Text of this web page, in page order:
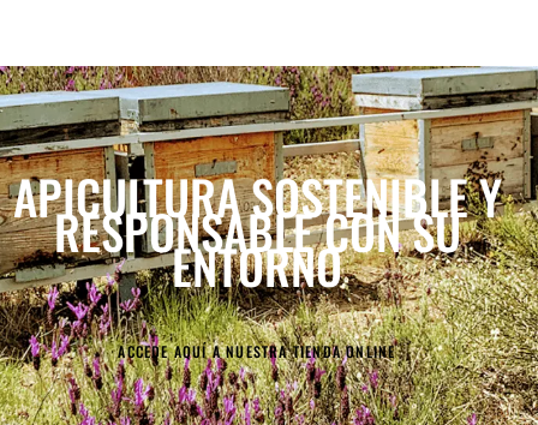
APICULTURA SOSTENIBLEY
RESPONSABLE CON SU
ENTORNO
ACCEDE AQUÍ A NUESTRA TIENDA ONLINE